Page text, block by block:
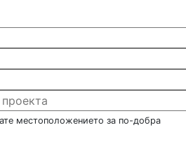
местоположението за по-добра